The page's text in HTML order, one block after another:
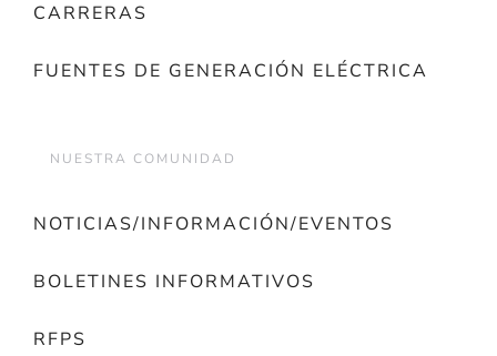
CARRERAS
FUENTES DE GENERACIÓN ELÉCTRICA
NUESTRA COMUNIDAD
NOTICIAS/INFORMACIÓN/EVENTOS
BOLETINES INFORMATIVOS
RFPS